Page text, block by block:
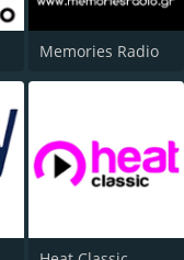
Memories Radio